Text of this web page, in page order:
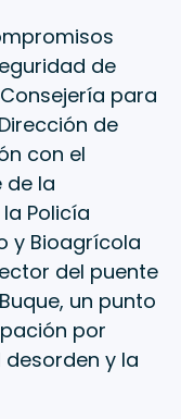
de
para
de
con el
de la
Policía
y Bioagrícola
del puente
un punto
por
y la